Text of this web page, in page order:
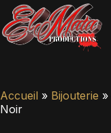
Accueil » Bijouterie »
Noir